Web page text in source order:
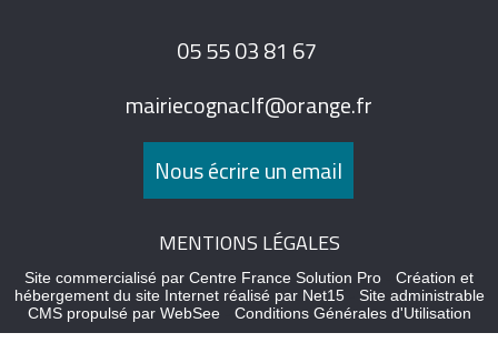
05 55 03 81 67
mairiecognaclf@orange.fr
Nous écrire un email
MENTIONS LÉGALES
Site commercialisé par Centre France Solution Pro
Création et
hébergement du site Internet réalisé par Net15- Site administrable
CMS propulsé par WebSee- Conditions Générales d'Utilisation